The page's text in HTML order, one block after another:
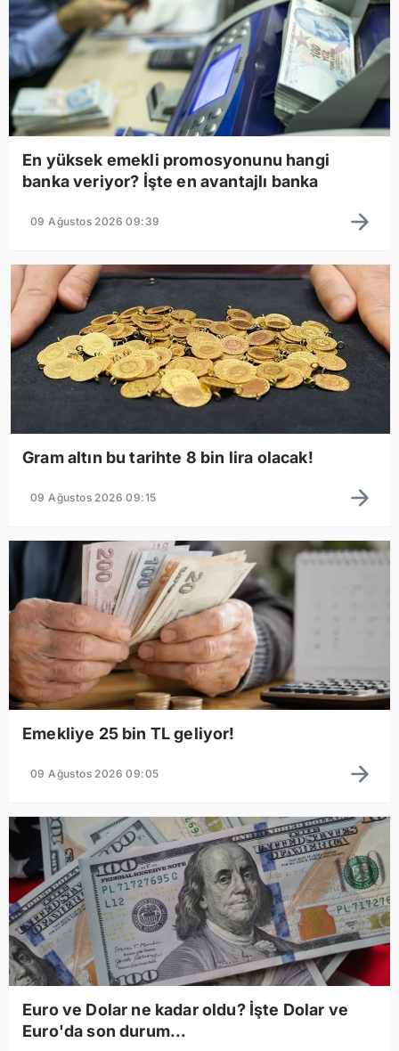
En yüksek emekli promosyonunu hangi
banka veriyor? İşte en avantajlı banka
09 Ağustos 2026 09:39
Gram altın bu tarihte 8 bin lira olacak!
09 Ağustos 2026 09:15
Emekliye 25 bin TL geliyor!
09 Ağustos 2026 09:05
Euro ve Dolar ne kadar oldu? İşte Dolar ve
Euro'da son durum...